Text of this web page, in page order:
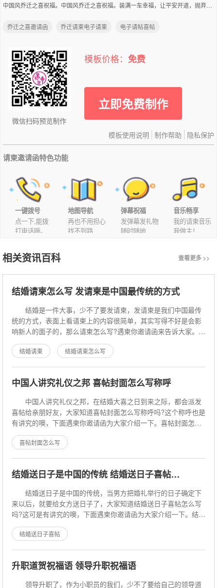
中国风乔迁之喜祝福。中国风乔迁之喜祝福。装满一车幸福，让平安开道，抛弃一切烦恼，让快乐与您环绕，存储所有温暖，将寒冷赶跑，释放一生真情，让幸福永远对您微笑！ 祝贺X先生X小姐乔迁之喜 邀请函 QIAO QIANZHI XI
乔迁之喜邀请函 乔迁请柬电子请柬 电子请帖喜帖
微信扫码预览制作
模板价格： 免费
立即免费制作
隐私保护
制作帮助
模板使用说明
请柬邀请函特色功能
一键拨号
点一下,能拨
打电话哦。
地图导航
再也不用担心
找不到路
弹幕祝福
发弹幕发礼物
随时随地
音乐畅享
我的请柬音乐
我做主！
相关资讯百科 查看更多 >>
结婚请柬怎么写 发请柬是中国最传统的方式
结婚是一件大事，少不了要发请柬，发请柬是我们中国最传
统的方式，表面上看请柬上的内容很简单，其实写得不好是会影
响新人的面子的，那么请柬怎么写?遇柬你邀请函来告诉大家。请
柬怎么写 请柬 请柬是一个
结婚请柬 结婚请柬怎么写
中国人讲究礼仪之邦 喜帖封面怎么写称呼
中国人讲究礼仪之邦，在结婚大喜之日到来之际，都会派发
喜帖给亲朋好友，大家知道喜帖封面怎么写称呼吗?这个称呼也是
有讲究的噢，下面遇柬你邀请函为大家介绍一下。喜帖封面怎么
写 喜帖封面怎么写称呼？
喜帖封面怎么写
结婚送日子是中国的传统 结婚送日子喜帖怎么写
结婚送日子是中国的传统，当男方把婚礼举行的日子确定下
来以后，就要给女方送日子了，大家知道结婚送日子喜帖怎么写
吗?这可是有讲究的噢，下面遇柬你邀请函为大家介绍一下。结婚
送日子喜帖怎么写 结婚送日子
结婚送日子喜帖
升职道贺祝福语 领导升职祝福语
领导升职了，作为小职员的我们，少不了要给自己的领导道